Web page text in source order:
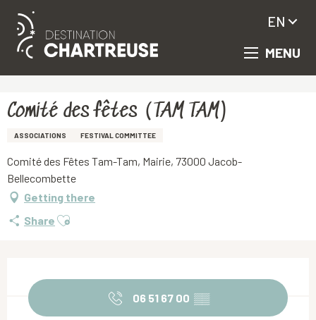
Aller
principal
MENU
EN
Comité des fêtes (TAM TAM)
ASSOCIATIONS FESTIVAL COMMITTEE
Comité des Fêtes Tam-Tam, Mairie, 73000 Jacob-
Bellecombette
Getting there
Share Ajouter aux favoris
06 51 67 00 ▒▒